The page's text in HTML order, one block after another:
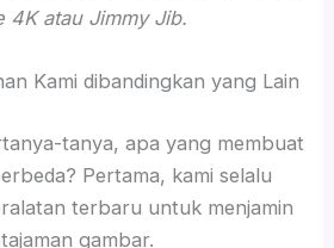
4K atau Jimmy Jib.
Kami dibandingkan yang Lain
tanya, apa yang membuat
Pertama, kami selalu
terbaru untuk menjamin
gambar.